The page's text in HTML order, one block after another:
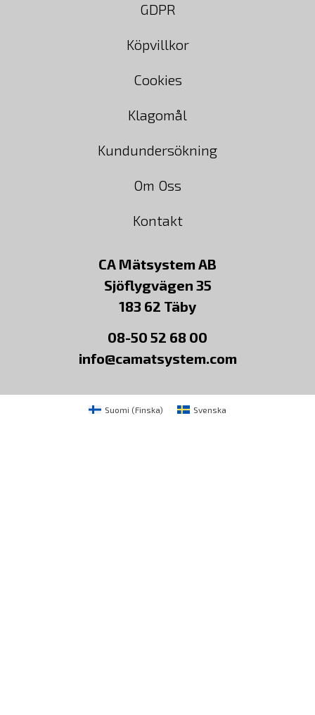
GDPR
Köpvillkor
Cookies
Klagomål
Kundundersökning
Om Oss
Kontakt
CA Mätsystem AB
Sjöflygvägen 35
183 62 Täby
08-50 52 68 00
info@camatsystem.com
Suomi (Finska) Svenska